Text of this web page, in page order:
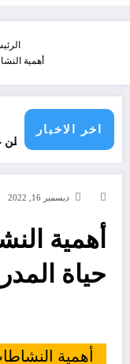
أهمية
اخر الاخبار
قدور شاهد يعلن عن إصداره
ديسمبر 16, 2022
أهمية
حياة
أهمية